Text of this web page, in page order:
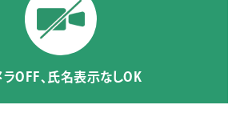
ラOFF、氏名表示なしOK